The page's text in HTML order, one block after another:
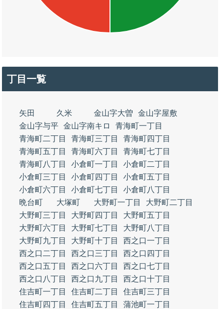
丁目一覧
矢田 久米 金山字大曽
金山字屋敷
金山字与平 金山字南キロ
青海町一丁目
青海町二丁目
青海町三丁目
青海町四丁目
青海町五丁目
青海町六丁目
青海町七丁目
青海町八丁目
小倉町一丁目
小倉町二丁目
小倉町三丁目
小倉町四丁目
小倉町五丁目
小倉町六丁目
小倉町七丁目
小倉町八丁目
晩台町
大塚町 大野町一丁目
大野町二丁目
大野町三丁目
大野町四丁目
大野町五丁目
大野町六丁目
大野町七丁目
大野町八丁目
大野町九丁目
大野町十丁目
西之口一丁目
西之口二丁目
西之口三丁目
西之口四丁目
西之口五丁目
西之口六丁目
西之口七丁目
西之口八丁目
西之口九丁目
西之口十丁目
住吉町一丁目
住吉町二丁目
住吉町三丁目
住吉町四丁目
住吉町五丁目
蒲池町一丁目